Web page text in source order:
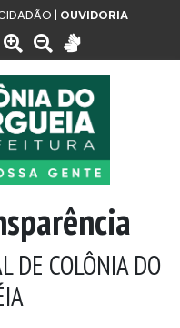
| OUVIDORIA
DE COLÔNIA DO